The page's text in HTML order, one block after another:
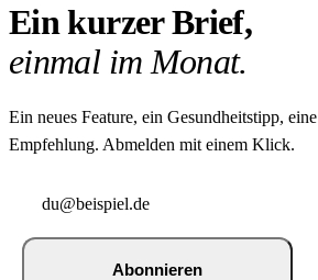
Ein kurzer Brief,
einmal im Monat.
Ein neues Feature, ein Gesundheitstipp, eine
Empfehlung. Abmelden mit einem Klick.
Abonnieren